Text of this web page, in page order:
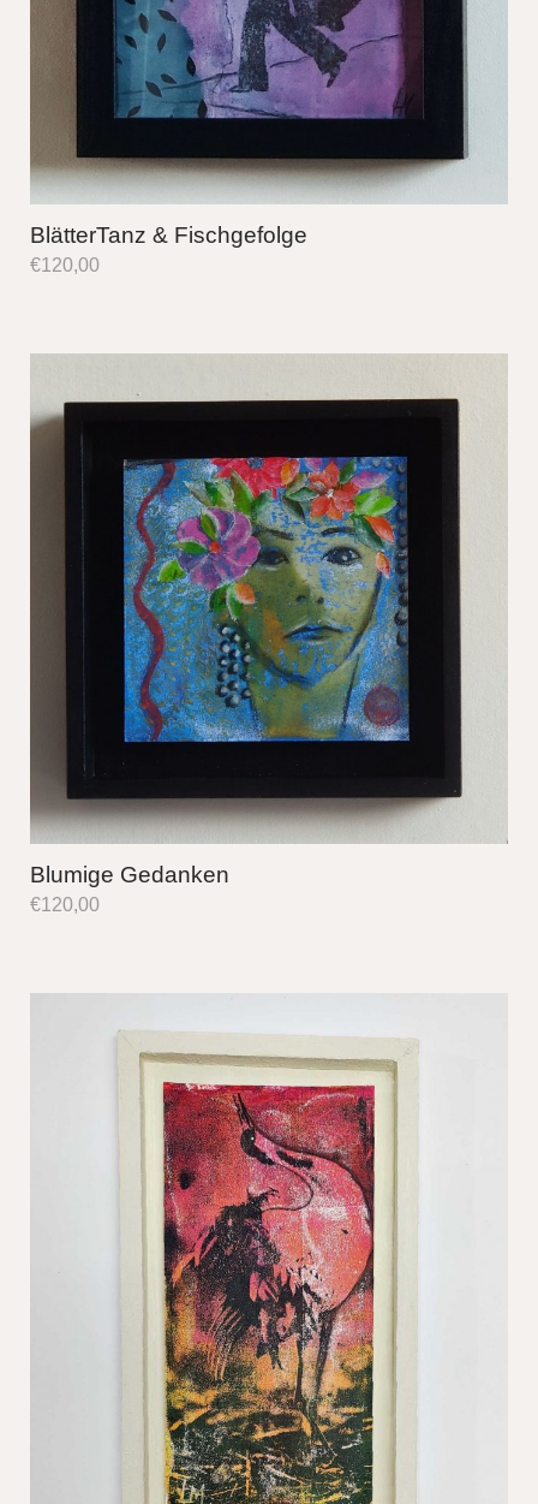
BlätterTanz & Fischgefolge
€120,00
Blumige Gedanken
€120,00